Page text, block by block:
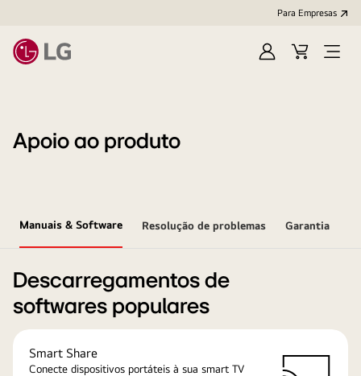
Para Empresas
IniciarCart
Open
Apoio ao produto
Manuais & Software Resolução de problemas Garantia
Descarregamentos de
softwares populares
Smart Share
Conecte dispositivos portáteis à sua smart TV